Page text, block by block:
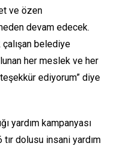
ve özen
devam edecek.
belediye
her meslek ve her
ediyorum” diye
yardım kampanyası
tır dolusu insani yardım